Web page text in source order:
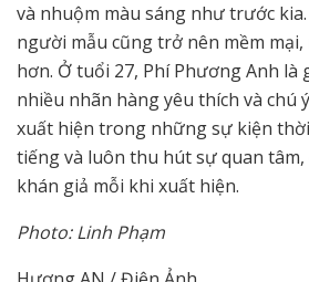
và nhuộm màu sáng như trước
người mẫu cũng trở nên mềm
hơn. Ở tuổi 27, Phí Phương Anh
nhiều nhãn hàng yêu thích và chú
xuất hiện trong những sự kiện
tiếng và luôn thu hút sự quan tâm,
khán giả mỗi khi xuất hiện.
Photo: Linh Phạm